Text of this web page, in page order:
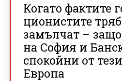
Когато фактите
ционистите
замълчат –
на София и
спокойни от
Европа